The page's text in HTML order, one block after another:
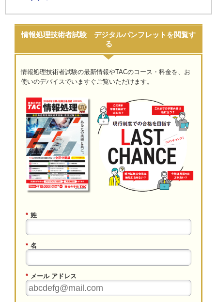
情報処理技術者試験 デジタルパンフレットを閲覧す
る
情報処理技術者試験の最新情報やTACのコース・料金を、お
使いのデバイスでいますぐご覧いただけます。
* 姓
* 名
* メール アドレス